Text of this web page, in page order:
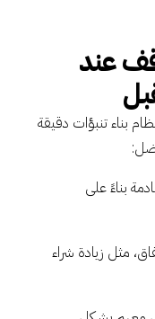
عند
بناء تنبؤات دقيقة
بناءً على
مثل زيادة شراء